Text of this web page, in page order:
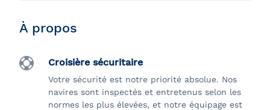
À propos
Croisière sécuritaire
Votre sécurité est notre priorité absolue. Nos
navires sont inspectés et entretenus selon les
normes les plus élevées, et notre équipage est